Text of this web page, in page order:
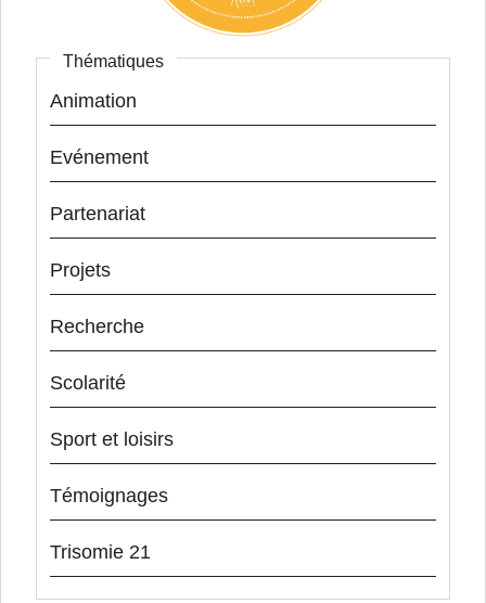
Thématiques
Animation
Evénement
Partenariat
Projets
Recherche
Scolarité
Sport et loisirs
Témoignages
Trisomie 21